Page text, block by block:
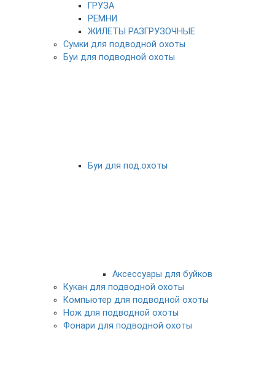
ГРУЗА
РЕМНИ
ЖИЛЕТЫ РАЗГРУЗОЧНЫЕ
Сумки для подводной охоты
Буи для подводной охоты
Буи для под.охоты
Аксессуары для буйков
Кукан для подводной охоты
Компьютер для подводной охоты
Нож для подводной охоты
Фонари для подводной охоты